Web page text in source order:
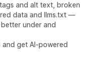
and alt text, broken
data and llms.txt —
under and
and get AI-powered